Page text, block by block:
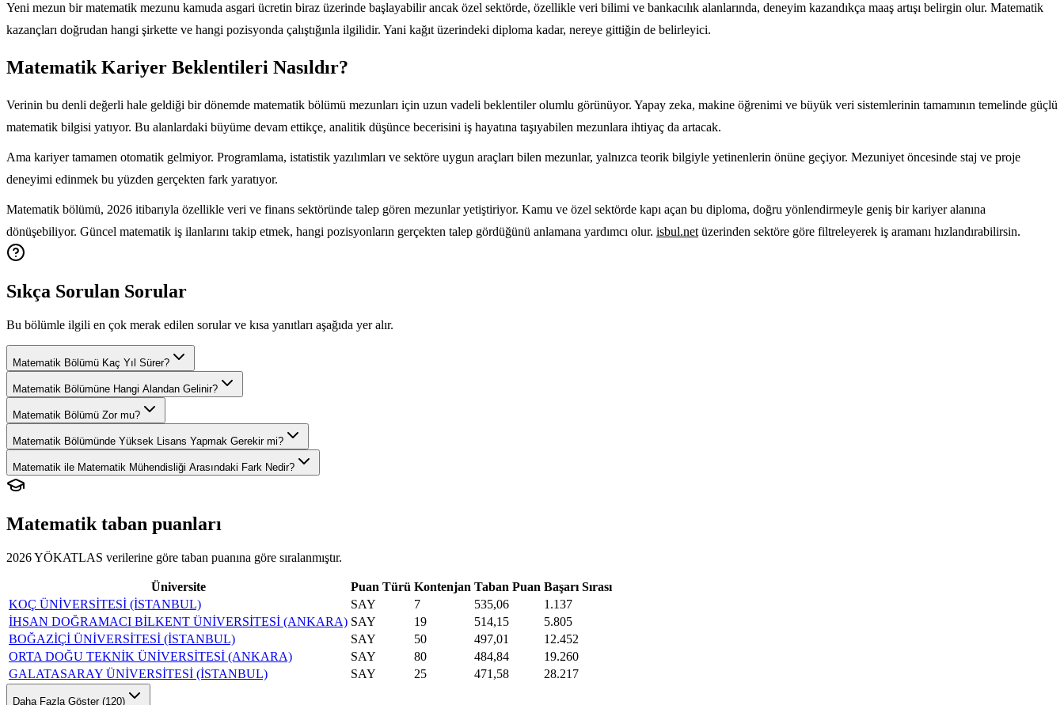
Yeni mezun bir matematik mezunu kamuda asgari ücretin biraz üzerinde başlayabilir ancak özel sektörde, özellikle veri bilimi ve bankacılık alanlarında, deneyim kazandıkça maaş artışı belirgin olur. Matematik
kazançları doğrudan hangi şirkette ve hangi pozisyonda çalıştığınla ilgilidir. Yani kağıt üzerindeki diploma kadar, nereye gittiğin de belirleyici.
Matematik Kariyer Beklentileri Nasıldır?
Verinin bu denli değerli hale geldiği bir dönemde matematik bölümü mezunları için uzun vadeli beklentiler olumlu görünüyor. Yapay zeka, makine öğrenimi ve büyük veri sistemlerinin tamamının temelinde güçlü
matematik bilgisi yatıyor. Bu alanlardaki büyüme devam ettikçe, analitik düşünce becerisini iş hayatına taşıyabilen mezunlara ihtiyaç da artacak.
Ama kariyer tamamen otomatik gelmiyor. Programlama, istatistik yazılımları ve sektöre uygun araçları bilen mezunlar, yalnızca teorik bilgiyle yetinenlerin önüne geçiyor. Mezuniyet öncesinde staj ve proje
deneyimi edinmek bu yüzden gerçekten fark yaratıyor.
Matematik bölümü, 2026 itibarıyla özellikle veri ve finans sektöründe talep gören mezunlar yetiştiriyor. Kamu ve özel sektörde kapı açan bu diploma, doğru yönlendirmeyle geniş bir kariyer alanına
dönüşebiliyor. Güncel matematik iş ilanlarını takip etmek, hangi pozisyonların gerçekten talep gördüğünü anlamana yardımcı olur. isbul.net üzerinden sektöre göre filtreleyerek iş aramanı hızlandırabilirsin.
Sıkça Sorulan Sorular
Bu bölümle ilgili en çok merak edilen sorular ve kısa yanıtları aşağıda yer alır.
Matematik Bölümü Kaç Yıl Sürer?
Matematik Bölümüne Hangi Alandan Gelinir?
Matematik Bölümü Zor mu?
Matematik Bölümünde Yüksek Lisans Yapmak Gerekir mi?
Matematik ile Matematik Mühendisliği Arasındaki Fark Nedir?
Matematik taban puanları
2026 YÖKATLAS verilerine göre taban puanına göre sıralanmıştır.
Üniversite Puan Türü Kontenjan Taban Puan Başarı Sırası
KOÇ ÜNİVERSİTESİ (İSTANBUL)
SAY 7 535,06
1.137
İHSAN DOĞRAMACI BİLKENT ÜNİVERSİTESİ (ANKARA) SAY 19 514,15
5.805
BOĞAZİÇİ ÜNİVERSİTESİ (İSTANBUL)
SAY 50 497,01
12.452
ORTA DOĞU TEKNİK ÜNİVERSİTESİ (ANKARA)
SAY 80 484,84
19.260
GALATASARAY ÜNİVERSİTESİ (İSTANBUL)
SAY 25 471,58 28.217
Daha Fazla Göster (120)